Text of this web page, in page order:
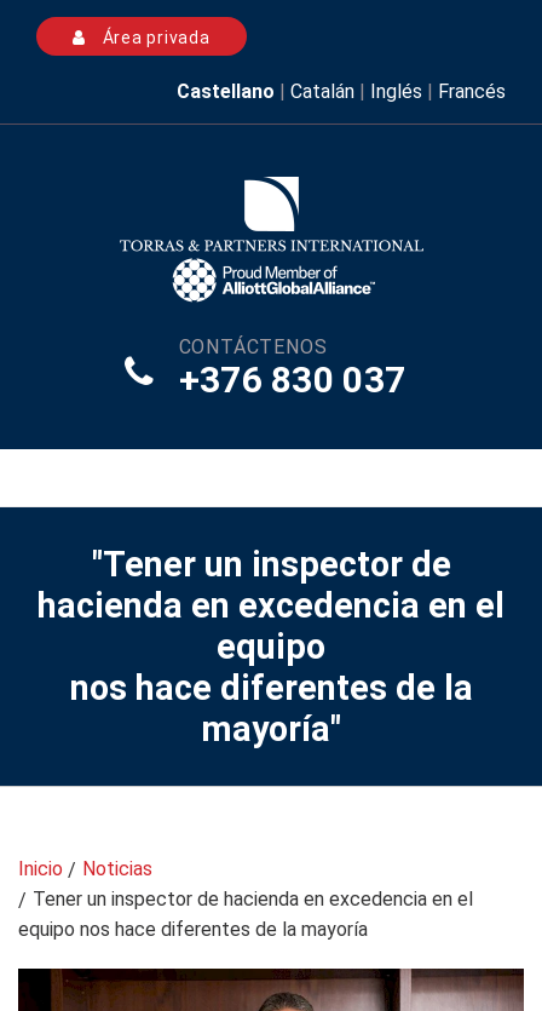
Área privada
Castellano | Catalán | Inglés | Francés
CONTÁCTENOS
+376 830 037
"Tener un inspector de
hacienda en excedencia en el
equipo
nos hace diferentes de la
mayoría"
Inicio
Noticias
Tener un inspector de hacienda en excedencia en el
equipo nos hace diferentes de la mayoría